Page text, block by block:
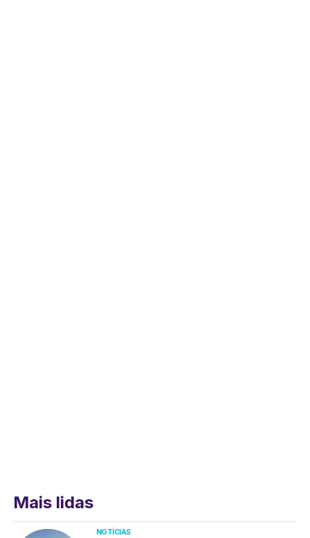
Mais lidas
NOTÍCIAS